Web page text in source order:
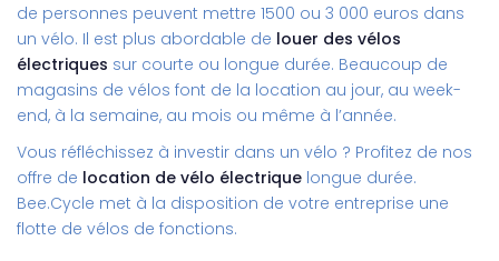
de personnes peuvent mettre 1500 ou 3 000 euros dans
un vélo. Il est plus abordable de louer des vélos
électriques sur courte ou longue durée. Beaucoup de
magasins de vélos font de la location au jour, au week-
end, à la semaine, au mois ou même à l’année.
Vous réfléchissez à investir dans un vélo ? Profitez de nos
offre de location de vélo électrique longue durée.
Bee.Cycle met à la disposition de votre entreprise une
flotte de vélos de fonctions.